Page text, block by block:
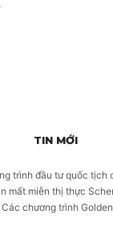
TIN MỚI
trình đầu tư quốc tịch
mất miễn thị thực
chương trình